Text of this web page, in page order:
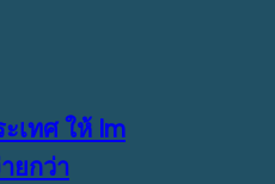
เทศ ให้ Im
ยกว่า